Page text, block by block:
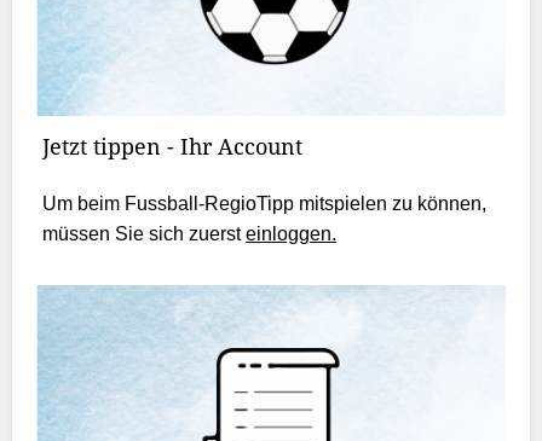
Jetzt tippen - Ihr Account
Um beim Fussball-RegioTipp mitspielen zu können,
müssen Sie sich zuersteinloggen.